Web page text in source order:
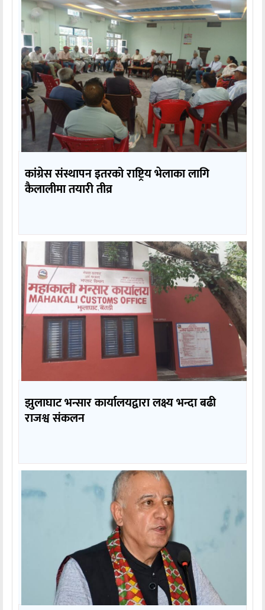
कांग्रेस संस्थापन इतरको राष्ट्रिय भेलाका लागि
कैलालीमा तयारी तीव्र
झुलाघाट भन्सार कार्यालयद्वारा लक्ष्य भन्दा बढी
राजश्व संकलन